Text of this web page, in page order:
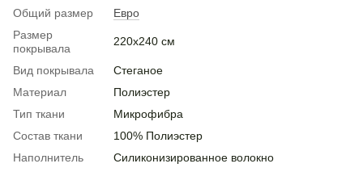
Общий размер
Евро
Размер
покрывала
220х240 см
Вид покрывала
Стеганое
Материал
Полиэстер
Тип ткани
Микрофибра
Состав ткани
100% Полиэстер
Наполнитель
Силиконизированное волокно